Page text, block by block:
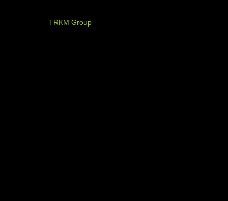
TRKM Group